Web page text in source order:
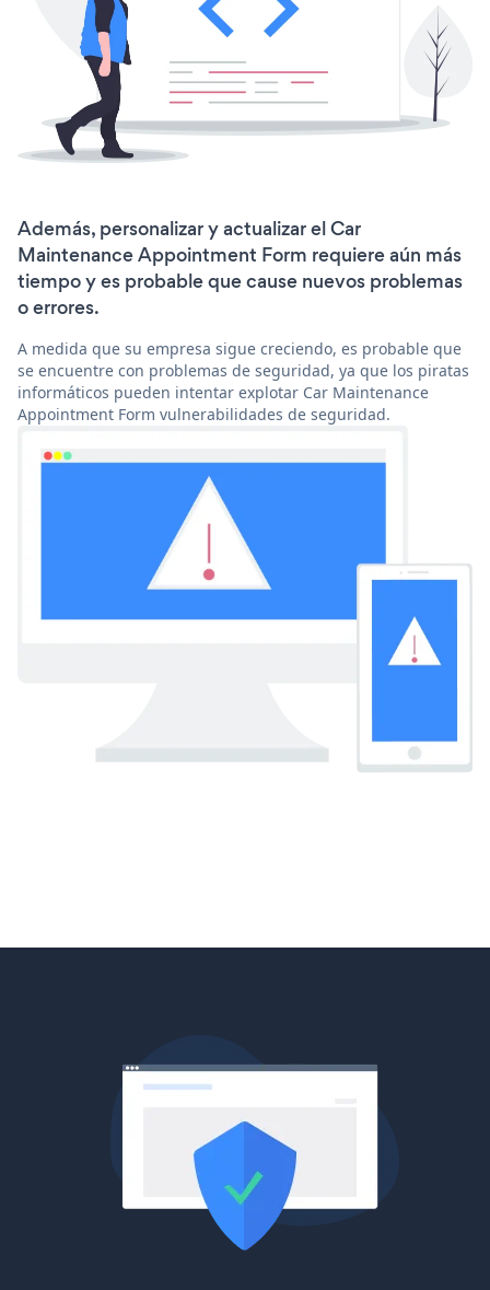
Además, personalizar y actualizar el Car
Maintenance Appointment Form requiere aún más
tiempo y es probable que cause nuevos problemas
o errores.
A medida que su empresa sigue creciendo, es probable que
se encuentre con problemas de seguridad, ya que los piratas
informáticos pueden intentar explotar Car Maintenance
Appointment Form vulnerabilidades de seguridad.